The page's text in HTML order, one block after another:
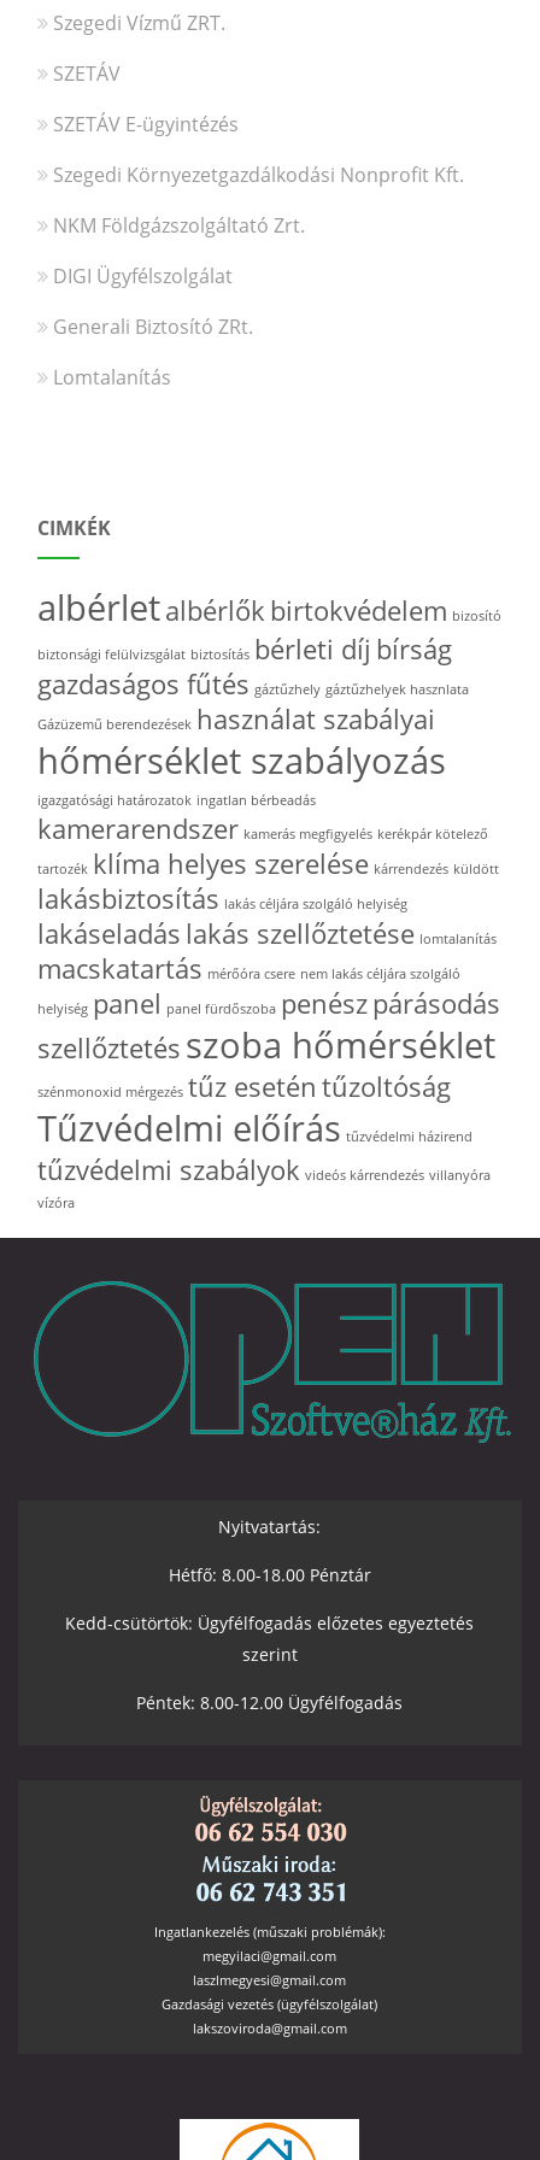
Szegedi Vízmű ZRT.
SZETÁV
SZETÁV E-ügyintézés
Szegedi Környezetgazdálkodási Nonprofit Kft.
NKM Földgázszolgáltató Zrt.
DIGI Ügyfélszolgálat
Generali Biztosító ZRt.
Lomtalanítás
CIMKÉK
albérletalbérlők birtokvédelem bizosító
biztonsági felülvizsgálat biztosítás bérleti díj bírság
gazdaságos fűtés gáztűzhely gáztűzhelyek hasznlata
Gázüzemű berendezések használat szabályai
hőmérséklet szabályozás
igazgatósági határozatok ingatlan bérbeadás
kamerarendszer kamerás megfigyelés kerékpár kötelező
tartozék klíma helyes szerelése kárrendezés küldött
lakásbiztosítás lakás céljára szolgáló helyiség
lakáseladás lakás szellőztetése lomtalanítás
macskatartás mérőóra csere nem lakás céljára szolgáló
helyiség panel panel fürdőszoba penész párásodás
szellőztetés szoba hőmérséklet
szénmonoxid mérgezés tűz esetén tűzoltóság
Tűzvédelmi előírás tűzvédelmi házirend
tűzvédelmi szabályok videós kárrendezés villanyóra
vízóra
Nyitvatartás:
Hétfő: 8.00-18.00 Pénztár
Kedd-csütörtök: Ügyfélfogadás előzetes egyeztetés
szerint
Péntek: 8.00-12.00 Ügyfélfogadás
Ingatlankezelés (műszaki problémák):
megyilaci@gmail.com
laszlmegyesi@gmail.com
Gazdasági vezetés (ügyfélszolgálat)
lakszoviroda@gmail.com